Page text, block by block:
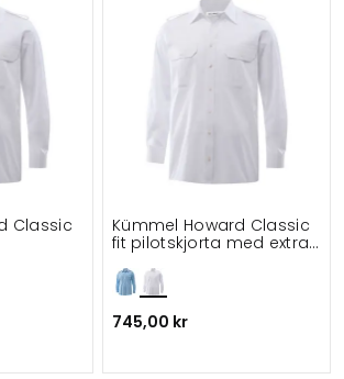
Classic
Kümmel Howard Classic
fit pilotskjorta med extra
745,00 kr